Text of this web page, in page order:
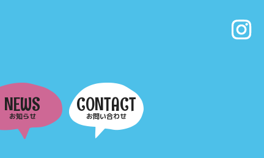
NEWS
お知らせ
CONTACT
お問い合わせ